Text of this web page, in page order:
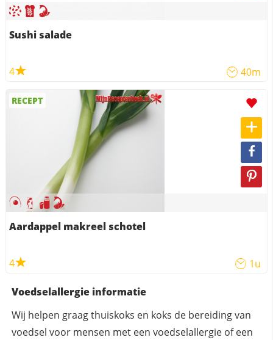
Sushi salade
4 40m
RECEPT
Aardappel makreel schotel
4 1u
Voedselallergie informatie
Wij helpen graag thuiskoks en koks de bereiding van
voedsel voor mensen met een voedselallergie of een